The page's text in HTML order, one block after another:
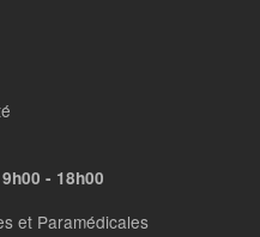
- 18h00
et Paramédicales